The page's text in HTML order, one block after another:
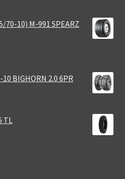
70-10) M-991 SPEARZ
10 BIGHORN 2.0 6PR
TL